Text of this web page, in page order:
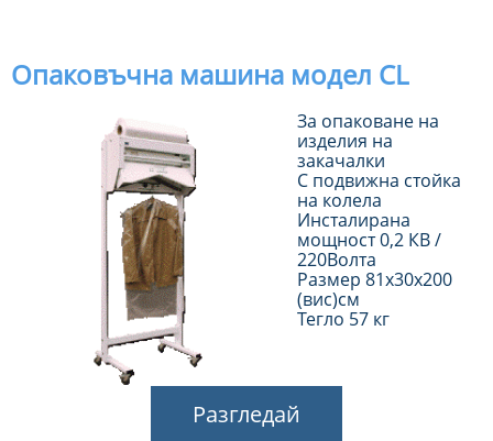
Опаковъчна машина модел CL
За опаковане на
изделия на
закачалки
С подвижна стойка
на колела
Инсталирана
мощност 0,2 КВ /
220Волта
Размер 81х30х200
(вис)см
Тегло 57 кг
Разгледай